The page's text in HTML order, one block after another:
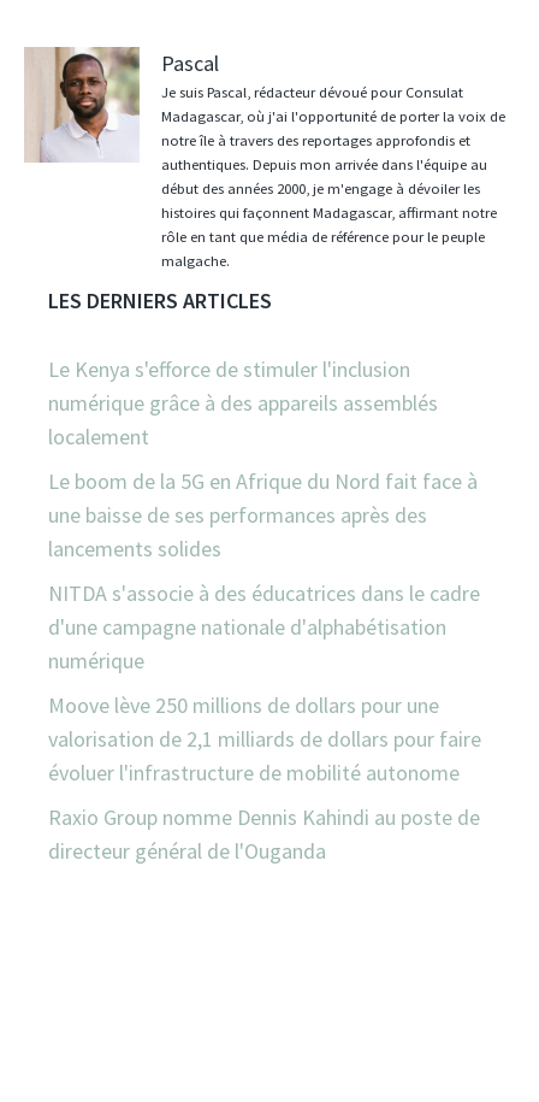
Pascal
Je suis Pascal, rédacteur dévoué pour Consulat
Madagascar, où j'ai l'opportunité de porter la voix de
notre île à travers des reportages approfondis et
authentiques. Depuis mon arrivée dans l'équipe au
début des années 2000, je m'engage à dévoiler les
histoires qui façonnent Madagascar, affirmant notre
rôle en tant que média de référence pour le peuple
malgache.
LES DERNIERS ARTICLES
Le Kenya s'efforce de stimuler l'inclusion
numérique grâce à des appareils assemblés
localement
Le boom de la 5G en Afrique du Nord fait face à
une baisse de ses performances après des
lancements solides
NITDA s'associe à des éducatrices dans le cadre
d'une campagne nationale d'alphabétisation
numérique
Moove lève 250 millions de dollars pour une
valorisation de 2,1 milliards de dollars pour faire
évoluer l'infrastructure de mobilité autonome
Raxio Group nomme Dennis Kahindi au poste de
directeur général de l'Ouganda